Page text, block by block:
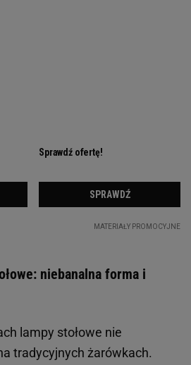
niebanalna forma i
lampy stołowe nie
tradycyjnych żarówkach.